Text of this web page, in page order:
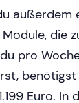
außerdem
die
pro
Euro. In